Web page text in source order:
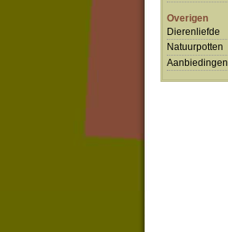
Overigen
Dierenliefde
Natuurpotten
Aanbiedingen